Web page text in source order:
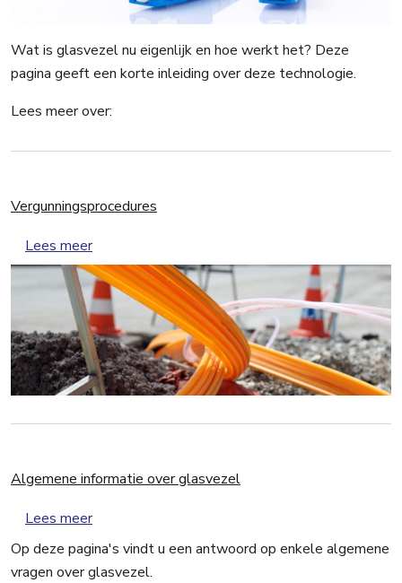
Wat is glasvezel nu eigenlijk en hoe werkt het? Deze
pagina geeft een korte inleiding over deze technologie.
Lees meer over:
Vergunningsprocedures
Lees meerover Vergunningsprocedures
Algemene informatie over glasvezel
Lees meerover Algemene informatie over glasvezel
Op deze pagina's vindt u een antwoord op enkele algemene
vragen over glasvezel.